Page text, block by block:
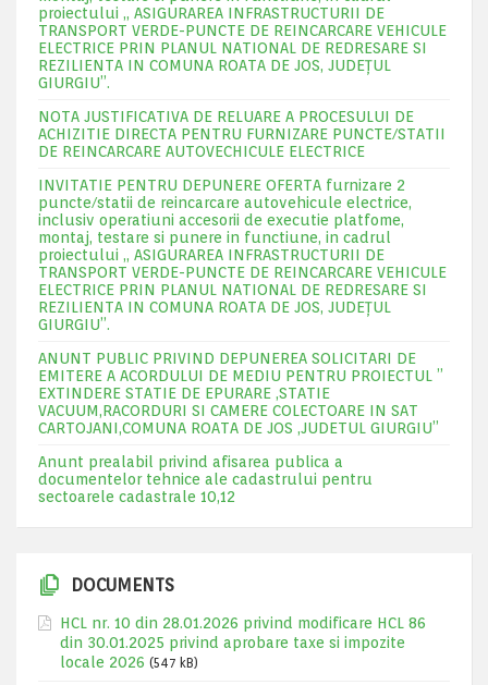
proiectului „ ASIGURAREA INFRASTRUCTURII DE
TRANSPORT VERDE-PUNCTE DE REINCARCARE VEHICULE
ELECTRICE PRIN PLANUL NATIONAL DE REDRESARE SI
REZILIENTA IN COMUNA ROATA DE JOS, JUDEŢUL
GIURGIU”.
NOTA JUSTIFICATIVA DE RELUARE A PROCESULUI DE
ACHIZITIE DIRECTA PENTRU FURNIZARE PUNCTE/STATII
DE REINCARCARE AUTOVECHICULE ELECTRICE
INVITATIE PENTRU DEPUNERE OFERTA furnizare 2
puncte/statii de reincarcare autovehicule electrice,
inclusiv operatiuni accesorii de executie platfome,
montaj, testare si punere in functiune, in cadrul
proiectului „ ASIGURAREA INFRASTRUCTURII DE
TRANSPORT VERDE-PUNCTE DE REINCARCARE VEHICULE
ELECTRICE PRIN PLANUL NATIONAL DE REDRESARE SI
REZILIENTA IN COMUNA ROATA DE JOS, JUDEŢUL
GIURGIU”.
ANUNT PUBLIC PRIVIND DEPUNEREA SOLICITARI DE
EMITERE A ACORDULUI DE MEDIU PENTRU PROIECTUL ”
EXTINDERE STATIE DE EPURARE ,STATIE
VACUUM,RACORDURI SI CAMERE COLECTOARE IN SAT
CARTOJANI,COMUNA ROATA DE JOS ,JUDETUL GIURGIU”
Anunt prealabil privind afisarea publica a
documentelor tehnice ale cadastrului pentru
sectoarele cadastrale 10,12
DOCUMENTS
HCL nr. 10 din 28.01.2026 privind modificare HCL 86
din 30.01.2025 privind aprobare taxe si impozite
locale 2026 (547 kB)